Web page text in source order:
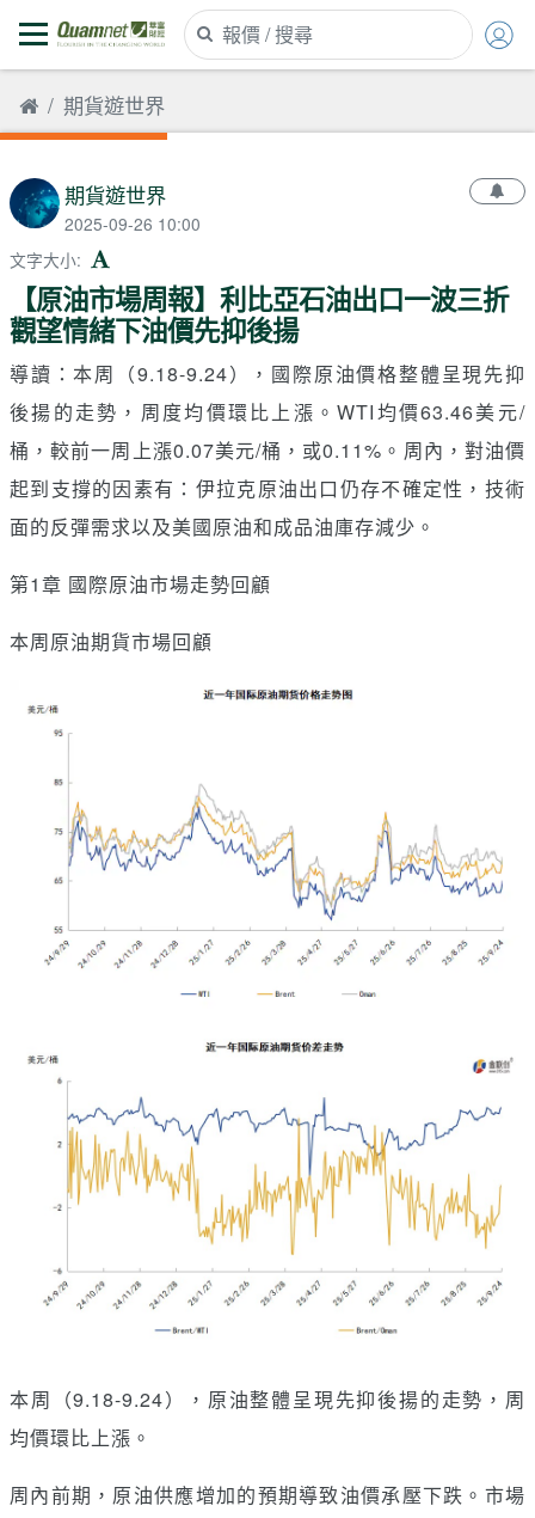
期貨遊世界
期貨遊世界
2025-09-26 10:00
文字大小:
【原油市場周報】利比亞石油出口一波三折
觀望情緒下油價先抑後揚
導讀：本周（9.18-9.24），國際原油價格整體呈現先抑
後揚的走勢，周度均價環比上漲。WTI均價63.46美元/
桶，較前一周上漲0.07美元/桶，或0.11%。周內，對油價
起到支撐的因素有：伊拉克原油出口仍存不確定性，技術
面的反彈需求以及美國原油和成品油庫存減少。
第1章 國際原油市場走勢回顧
本周原油期貨市場回顧
本周（9.18-9.24），原油整體呈現先抑後揚的走勢，周
均價環比上漲。
周內前期，原油供應增加的預期導致油價承壓下跌。市場